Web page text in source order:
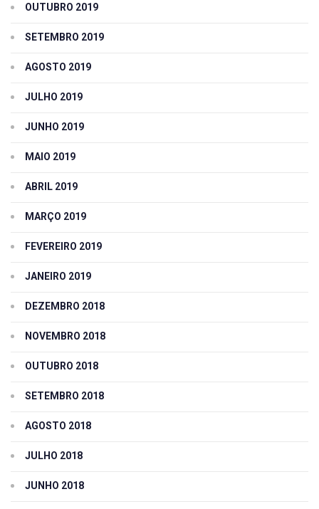
OUTUBRO 2019
SETEMBRO 2019
AGOSTO 2019
JULHO 2019
JUNHO 2019
MAIO 2019
ABRIL 2019
MARÇO 2019
FEVEREIRO 2019
JANEIRO 2019
DEZEMBRO 2018
NOVEMBRO 2018
OUTUBRO 2018
SETEMBRO 2018
AGOSTO 2018
JULHO 2018
JUNHO 2018